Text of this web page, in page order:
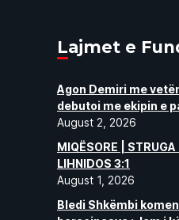
Lajmet e
Agon Demiri me
debutoi me ekipin e
August 2, 2026
MIQËSORE |
LIHNIDOS 3:1
August 1, 2026
Bledi Shkëmbi